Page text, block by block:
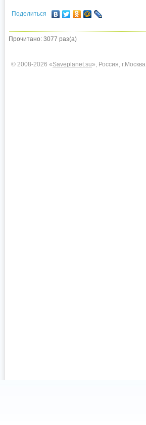
Поделиться
Прочитано: 3077 раз(а)
© 2008-2026 «Saveplanet.su», Россия, г.Москва